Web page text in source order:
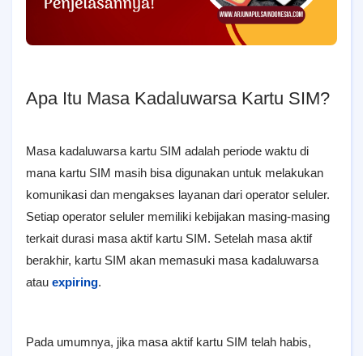
Apa Itu Masa Kadaluwarsa Kartu SIM?
Masa kadaluwarsa kartu SIM adalah periode waktu di
mana kartu SIM masih bisa digunakan untuk melakukan
komunikasi dan mengakses layanan dari operator seluler.
Setiap operator seluler memiliki kebijakan masing-masing
terkait durasi masa aktif kartu SIM. Setelah masa aktif
berakhir, kartu SIM akan memasuki masa kadaluwarsa
atau expiring.
Pada umumnya, jika masa aktif kartu SIM telah habis,